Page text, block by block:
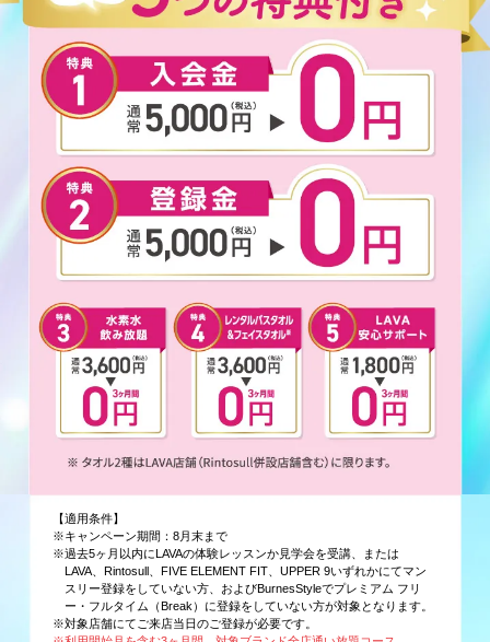
【適用条件】
※キャンペーン期間：8月末まで
※過去5ヶ月以内にLAVAの体験レッスンか見学会を受講、または
LAVA、Rintosull、FIVE ELEMENT FIT、UPPER 9いずれかにてマン
スリー登録をしていない方、およびBurnesStyleでプレミアム フリ
ー・フルタイム（Break）に登録をしていない方が対象となります。
※対象店舗にてご来店当日のご登録が必要です。